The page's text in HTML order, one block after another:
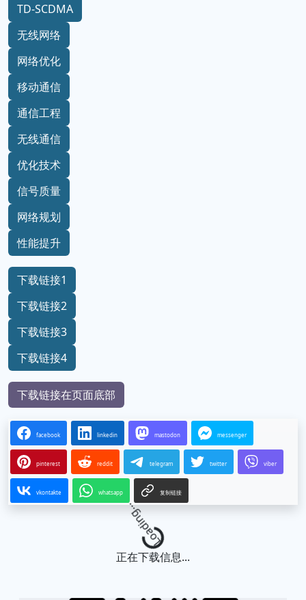
TD-SCDMA
无线网络
网络优化
移动通信
通信工程
无线通信
优化技术
信号质量
网络规划
性能提升
下载链接1
下载链接2
下载链接3
下载链接4
下载链接在页面底部
facebook linkedin mastodon messenger
pinterest reddit telegram twitter viber
vkontakte whatsapp 复制链接
Loading...
正在下载信息...